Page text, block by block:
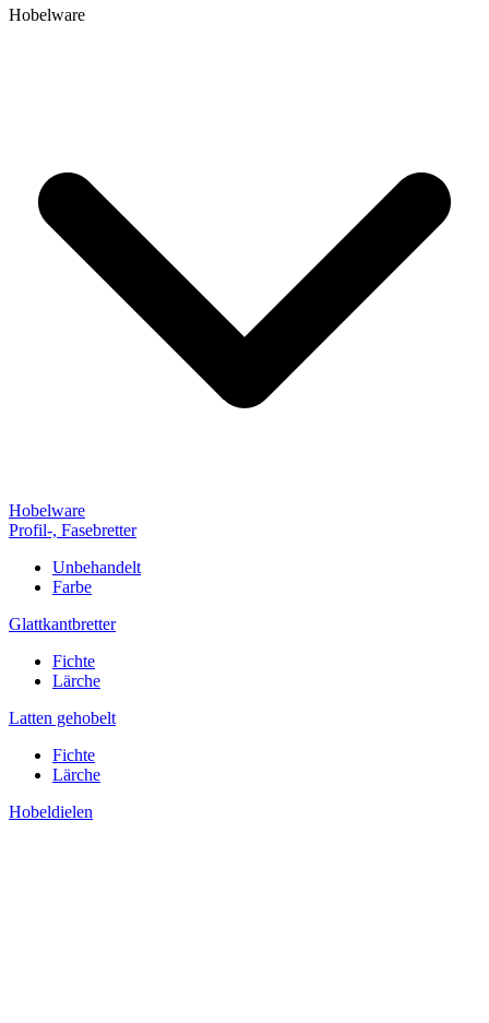
Hobelware
Hobelware
Profil-, Fasebretter
Unbehandelt
Farbe
Glattkantbretter
Fichte
Lärche
Latten gehobelt
Fichte
Lärche
Hobeldielen